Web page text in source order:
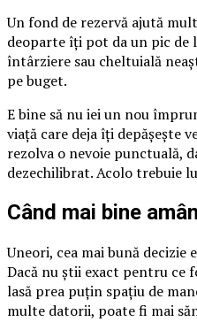
Un fond de rezervă ajută
deoparte îți pot da un pic de
întârziere sau cheltuială
pe buget.
E bine să nu iei un nou
viață care deja îți depășește
rezolva o nevoie punctuală,
dezechilibrat. Acolo trebuie
Când mai bine
Uneori, cea mai bună decizie
Dacă nu știi exact pentru ce
lasă prea puțin spațiu de
multe datorii, poate fi mai